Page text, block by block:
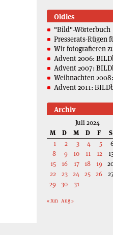
Oldies
"Bild"-Wörterbuch
Presserats-Rügen
Wir fotografieren
Advent 2006:
Advent 2007:
Weihnachten
Advent 2011:
Archiv
Juli 2024
M
D M D F S
1
2 3 4 5
8
9 10 11 12
15
16 17 18 19
22
23 24 25 26
29 30 31
« Jun Aug »